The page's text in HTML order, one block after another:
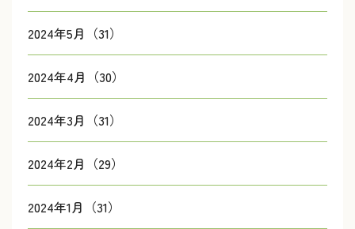
2024年5月（31）
2024年4月（30）
2024年3月（31）
2024年2月（29）
2024年1月（31）